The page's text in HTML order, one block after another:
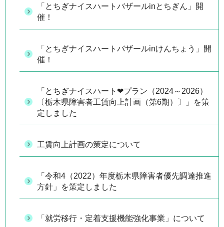
「とちぎナイスハートバザールinとちぎん」開
催！
「とちぎナイスハートバザールinけんちょう」開
催！
「とちぎナイスハート❤プラン（2024～2026）
〔栃木県障害者工賃向上計画（第6期）〕」を策
定しました
工賃向上計画の策定について
「令和4（2022）年度栃木県障害者優先調達推進
方針」を策定しました
「就労移行・定着支援機能強化事業」について